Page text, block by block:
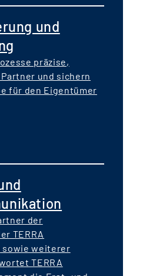
und
präzise,
und sichern
für den Eigentümer
der
TERRA
sowie weiterer
TERRA